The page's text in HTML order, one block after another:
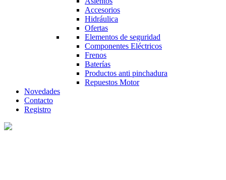
Accesorios
Hidráulica
Ofertas
Elementos de seguridad
Componentes Eléctricos
Frenos
Baterías
Productos anti pinchadura
Repuestos Motor
Novedades
Contacto
Registro